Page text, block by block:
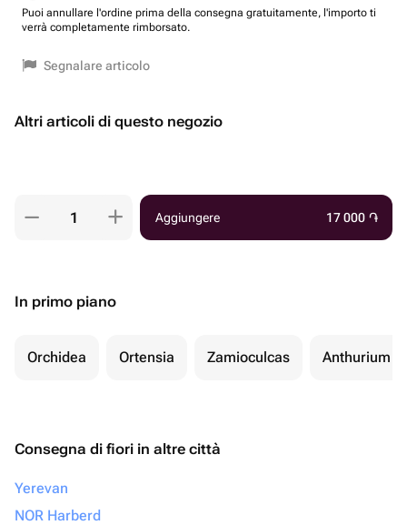
Puoi annullare l'ordine prima della consegna gratuitamente, l'importo ti
verrà completamente rimborsato.
Segnalare articolo
Altri articoli di questo negozio
Aggiungere 17 000 ֏
In primo piano
Orchidea Ortensia Zamioculcas Anthurium
Consegna di fiori in altre città
Yerevan
NOR Harberd